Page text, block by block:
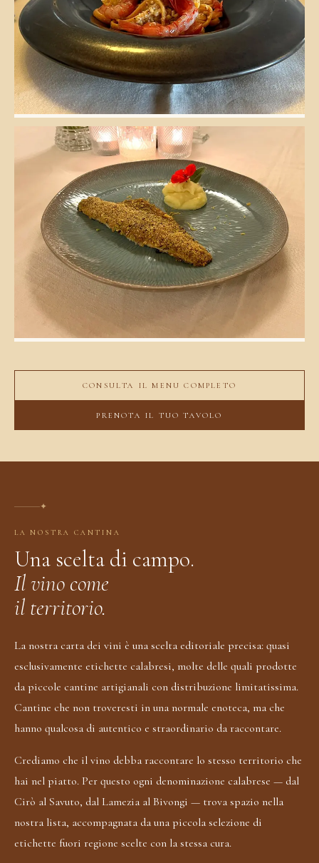
CONSULTA IL MENU COMPLETO
PRENOTA IL TUO TAVOLO
✦
LA NOSTRA CANTINA
Una scelta di campo.
Il vino come
il territorio.
La nostra carta dei vini è una scelta editoriale precisa: quasi
esclusivamente etichette calabresi, molte delle quali prodotte
da piccole cantine artigianali con distribuzione limitatissima.
Cantine che non troveresti in una normale enoteca, ma che
hanno qualcosa di autentico e straordinario da raccontare.
Crediamo che il vino debba raccontare lo stesso territorio che
hai nel piatto. Per questo ogni denominazione calabrese — dal
Cirò al Savuto, dal Lamezia al Bivongi — trova spazio nella
nostra lista, accompagnata da una piccola selezione di
etichette fuori regione scelte con la stessa cura.